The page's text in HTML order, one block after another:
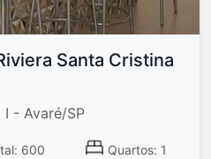
Santa Cristina
I - Avaré/SP
600
Quartos: 1